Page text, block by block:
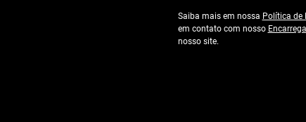
Saiba mais em nossa Política de
em contato com nosso
nosso site.